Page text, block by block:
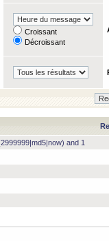
Croissant
Décroissant
and 1